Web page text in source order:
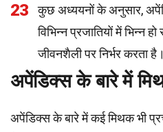
23
कुछ अध्ययनों के अनुसार,
विभिन्न प्रजातियों में भिन्न
जीवनशैली पर निर्भर करता है।
अपेंडिक्स के बारे में
अपेंडिक्स के बारे में कई मिथक भी